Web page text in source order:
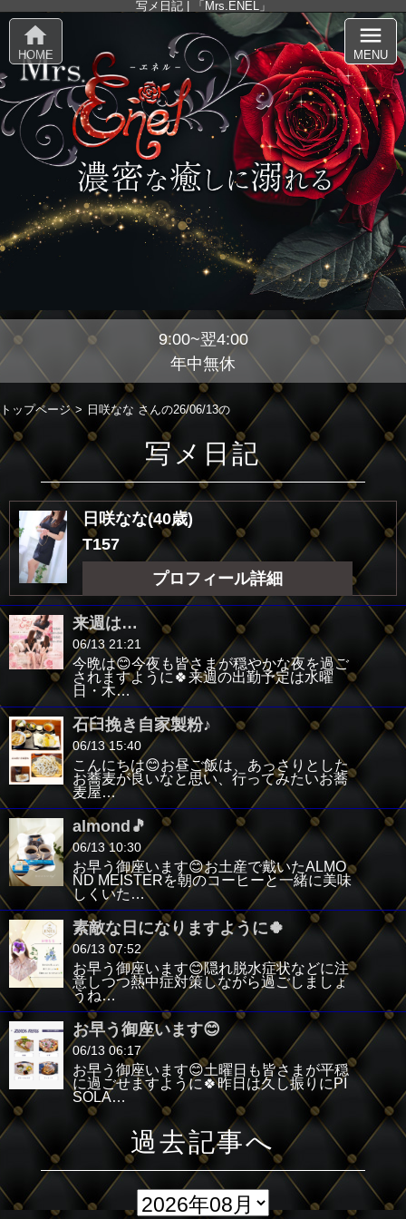
写メ日記 | 「Mrs.ENEL」
9:00~翌4:00
年中無休
home
HOME
menu
MENU
トップページ 日咲なな さんの26/06/13の
写メ日記
日咲なな(40歳)
T157
プロフィール詳細
来週は…
06/13 21:21
今晩は😊今夜も皆さまが穏やかな夜を過ご
されますように🍀来週の出勤予定は水曜
日・木…
石臼挽き自家製粉♪
06/13 15:40
こんにちは😊お昼ご飯は、あっさりとした
お蕎麦が良いなと思い、行ってみたいお蕎
麦屋…
almond🎵
06/13 10:30
お早う御座います😊お土産で戴いたALMO
ND MEISTERを朝のコーヒーと一緒に美味
しくいた…
素敵な日になりますように🍀
06/13 07:52
お早う御座います😊隠れ脱水症状などに注
意しつつ熱中症対策しながら過ごしましょ
うね…
お早う御座います😊
06/13 06:17
お早う御座います😊土曜日も皆さまが平穏
に過ごせますように🍀昨日は久し振りにPI
SOLA…
過去記事へ